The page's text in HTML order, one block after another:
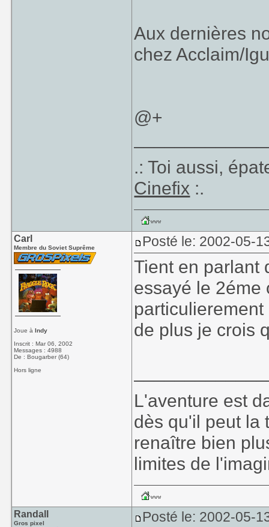
Aux dernières
chez Acclaim/
@+
.: Toi aussi,
Cinefix :.
Carl
Membre du Soviet Suprême
Joue àIndy
Inscrit : Mar 06, 2002
Messages : 4988
De : Bougarber (64)
Hors ligne
Posté le: 2002-05-
Tient en parlant
essayé le 2éme
de plus je crois
L'aventure est
dès qu'il peut la
renaître bien
limites de
Randall
Gros pixel Posté le: 2002-05-